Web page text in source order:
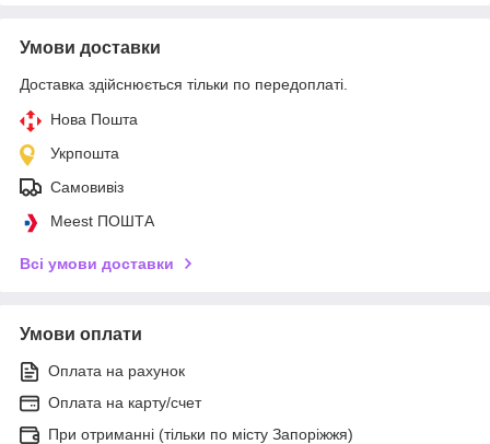
Умови доставки
Доставка здійснюється тільки по передоплаті.
Нова Пошта
Укрпошта
Самовивіз
Meest ПОШТА
Всі умови доставки
Умови оплати
Оплата на рахунок
Оплата на карту/счет
При отриманні (тільки по місту Запоріжжя)